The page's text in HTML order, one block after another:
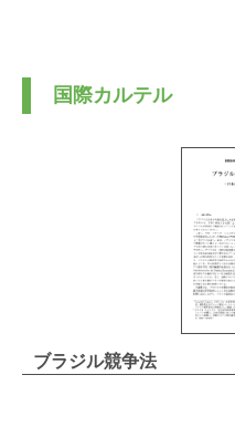
国際カルテル
ブラジル競争法